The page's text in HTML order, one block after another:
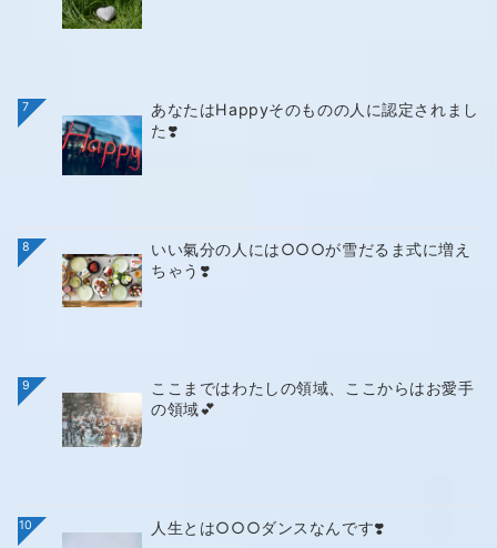
7
あなたはHappyそのものの人に認定されまし
た❣️
8
いい氣分の人には○○○が雪だるま式に増え
ちゃう❣️
9
ここまではわたしの領域、ここからはお愛手
の領域💕
10 人生とは○○○ダンスなんです❣️